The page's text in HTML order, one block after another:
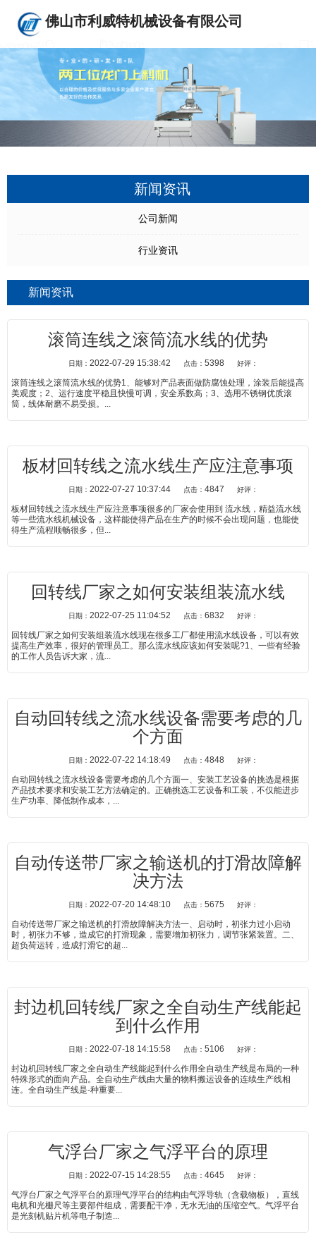
佛山市利威特机械设备有限公司
新闻资讯
公司新闻
行业资讯
新闻资讯
滚筒连线之滚筒流水线的优势
日期： 2022-07-29 15:38:42 点击： 5398 好评：
滚筒连线之滚筒流水线的优势1、能够对产品表面做防腐蚀处理，涂装后能提高
美观度；2、运行速度平稳且快慢可调，安全系数高；3、选用不锈钢优质滚
筒，线体耐磨不易受损。...
板材回转线之流水线生产应注意事项
日期： 2022-07-27 10:37:44 点击： 4847 好评：
板材回转线之流水线生产应注意事项很多的厂家会使用到 流水线，精益流水线
等一些流水线机械设备，这样能使得产品在生产的时候不会出现问题，也能使
得生产流程顺畅很多，但...
回转线厂家之如何安装组装流水线
日期： 2022-07-25 11:04:52 点击： 6832 好评：
回转线厂家之如何安装组装流水线现在很多工厂都使用流水线设备，可以有效
提高生产效率，很好的管理员工。那么流水线应该如何安装呢?1、一些有经验
的工作人员告诉大家，流...
自动回转线之流水线设备需要考虑的几
个方面
日期： 2022-07-22 14:18:49 点击： 4848 好评：
自动回转线之流水线设备需要考虑的几个方面一、安装工艺设备的挑选是根据
产品技术要求和安装工艺方法确定的。正确挑选工艺设备和工装，不仅能进步
生产功率、降低制作成本，...
自动传送带厂家之输送机的打滑故障解
决方法
日期： 2022-07-20 14:48:10 点击： 5675 好评：
自动传送带厂家之输送机的打滑故障解决方法一、启动时，初张力过小启动
时，初张力不够，造成它的打滑现象，需要增加初张力，调节张紧装置。二、
超负荷运转，造成打滑它的超...
封边机回转线厂家之全自动生产线能起
到什么作用
日期： 2022-07-18 14:15:58 点击： 5106 好评：
封边机回转线厂家之全自动生产线能起到什么作用全自动生产线是布局的一种
特殊形式的面向产品。全自动生产线由大量的物料搬运设备的连续生产线相
连。全自动生产线是-种重要...
气浮台厂家之气浮平台的原理
日期： 2022-07-15 14:28:55 点击： 4645 好评：
气浮台厂家之气浮平台的原理气浮平台的结构由气浮导轨（含载物板），直线
电机和光栅尺等主要部件组成，需要配干净，无水无油的压缩空气。气浮平台
是光刻机贴片机等电子制造...